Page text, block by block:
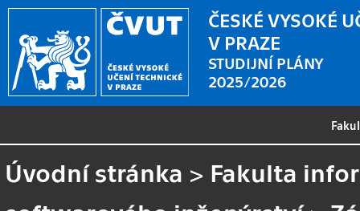
ČESKÉ VYSOKÉ
V PRAZE
STUDIJNÍ PLÁNY
2025/2026
Úvodní stránka > Fakulta